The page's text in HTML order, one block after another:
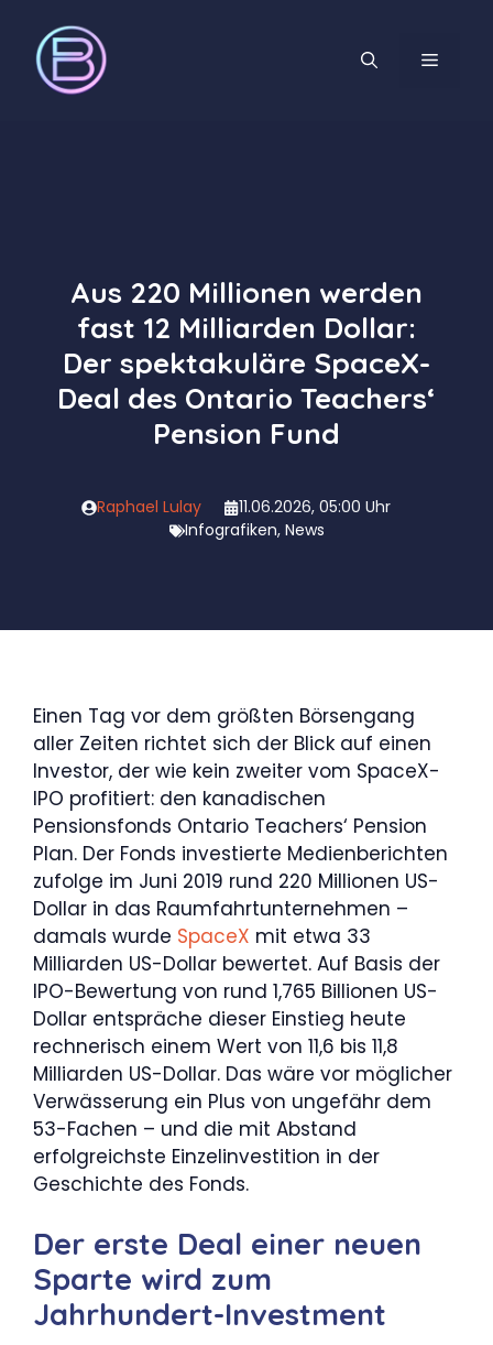
Inhalt
springen
MENÜ
Aus 220 Millionen werden
fast 12 Milliarden Dollar:
Der spektakuläre SpaceX-
Deal des Ontario Teachers‘
Pension Fund
Raphael Lulay
11.06.2026, 05:00 Uhr
Infografiken, News
Einen Tag vor dem größten Börsengang
aller Zeiten richtet sich der Blick auf einen
Investor, der wie kein zweiter vom SpaceX-
IPO profitiert: den kanadischen
Pensionsfonds Ontario Teachers‘ Pension
Plan. Der Fonds investierte Medienberichten
zufolge im Juni 2019 rund 220 Millionen US-
Dollar in das Raumfahrtunternehmen –
damals wurde SpaceX mit etwa 33
Milliarden US-Dollar bewertet. Auf Basis der
IPO-Bewertung von rund 1,765 Billionen US-
Dollar entspräche dieser Einstieg heute
rechnerisch einem Wert von 11,6 bis 11,8
Milliarden US-Dollar. Das wäre vor möglicher
Verwässerung ein Plus von ungefähr dem
53-Fachen – und die mit Abstand
erfolgreichste Einzelinvestition in der
Geschichte des Fonds.
Der erste Deal einer neuen
Sparte wird zum
Jahrhundert-Investment